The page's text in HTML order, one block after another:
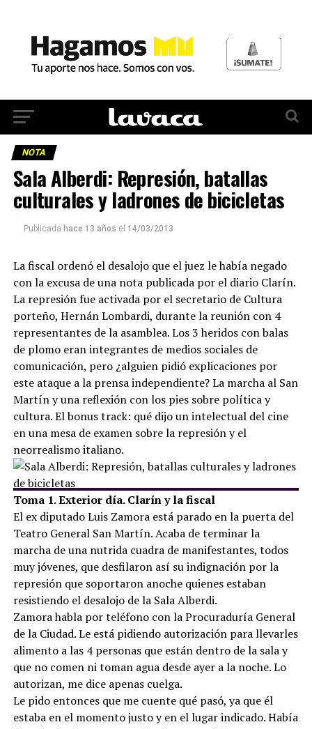
NOTA
Sala Alberdi: Represión, batallas
culturales y ladrones de bicicletas
Publicada hace 13 años el 14/03/2013
La fiscal ordenó el desalojo que el juez le había negado
con la excusa de una nota publicada por el diario Clarín.
La represión fue activada por el secretario de Cultura
porteño, Hernán Lombardi, durante la reunión con 4
representantes de la asamblea. Los 3 heridos con balas
de plomo eran integrantes de medios sociales de
comunicación, pero ¿alguien pidió explicaciones por
este ataque a la prensa independiente? La marcha al San
Martín y una reflexión con los pies sobre política y
cultura. El bonus track: qué dijo un intelectual del cine
en una mesa de examen sobre la represión y el
neorrealismo italiano.
Toma 1. Exterior día. Clarín y la fiscal
El ex diputado Luis Zamora está parado en la puerta del
Teatro General San Martín. Acaba de terminar la
marcha de una nutrida cuadra de manifestantes, todos
muy jóvenes, que desfilaron así su indignación por la
represión que soportaron anoche quienes estaban
resistiendo el desalojo de la Sala Alberdi.
Zamora habla por teléfono con la Procuraduría General
de la Ciudad. Le está pidiendo autorización para llevarles
alimento a las 4 personas que están dentro de la sala y
que no comen ni toman agua desde ayer a la noche. Lo
autorizan, me dice apenas cuelga.
Le pido entonces que me cuente qué pasó, ya que él
estaba en el momento justo y en el lugar indicado. Había